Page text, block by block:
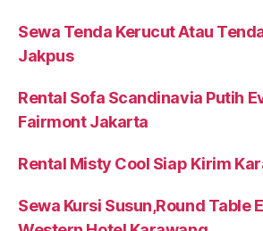
Sewa Tenda Kerucut Atau
Jakpus
Rental Sofa Scandinavia Putih
Fairmont Jakarta
Rental Misty Cool Siap Kirim
Sewa Kursi Susun,Round Table